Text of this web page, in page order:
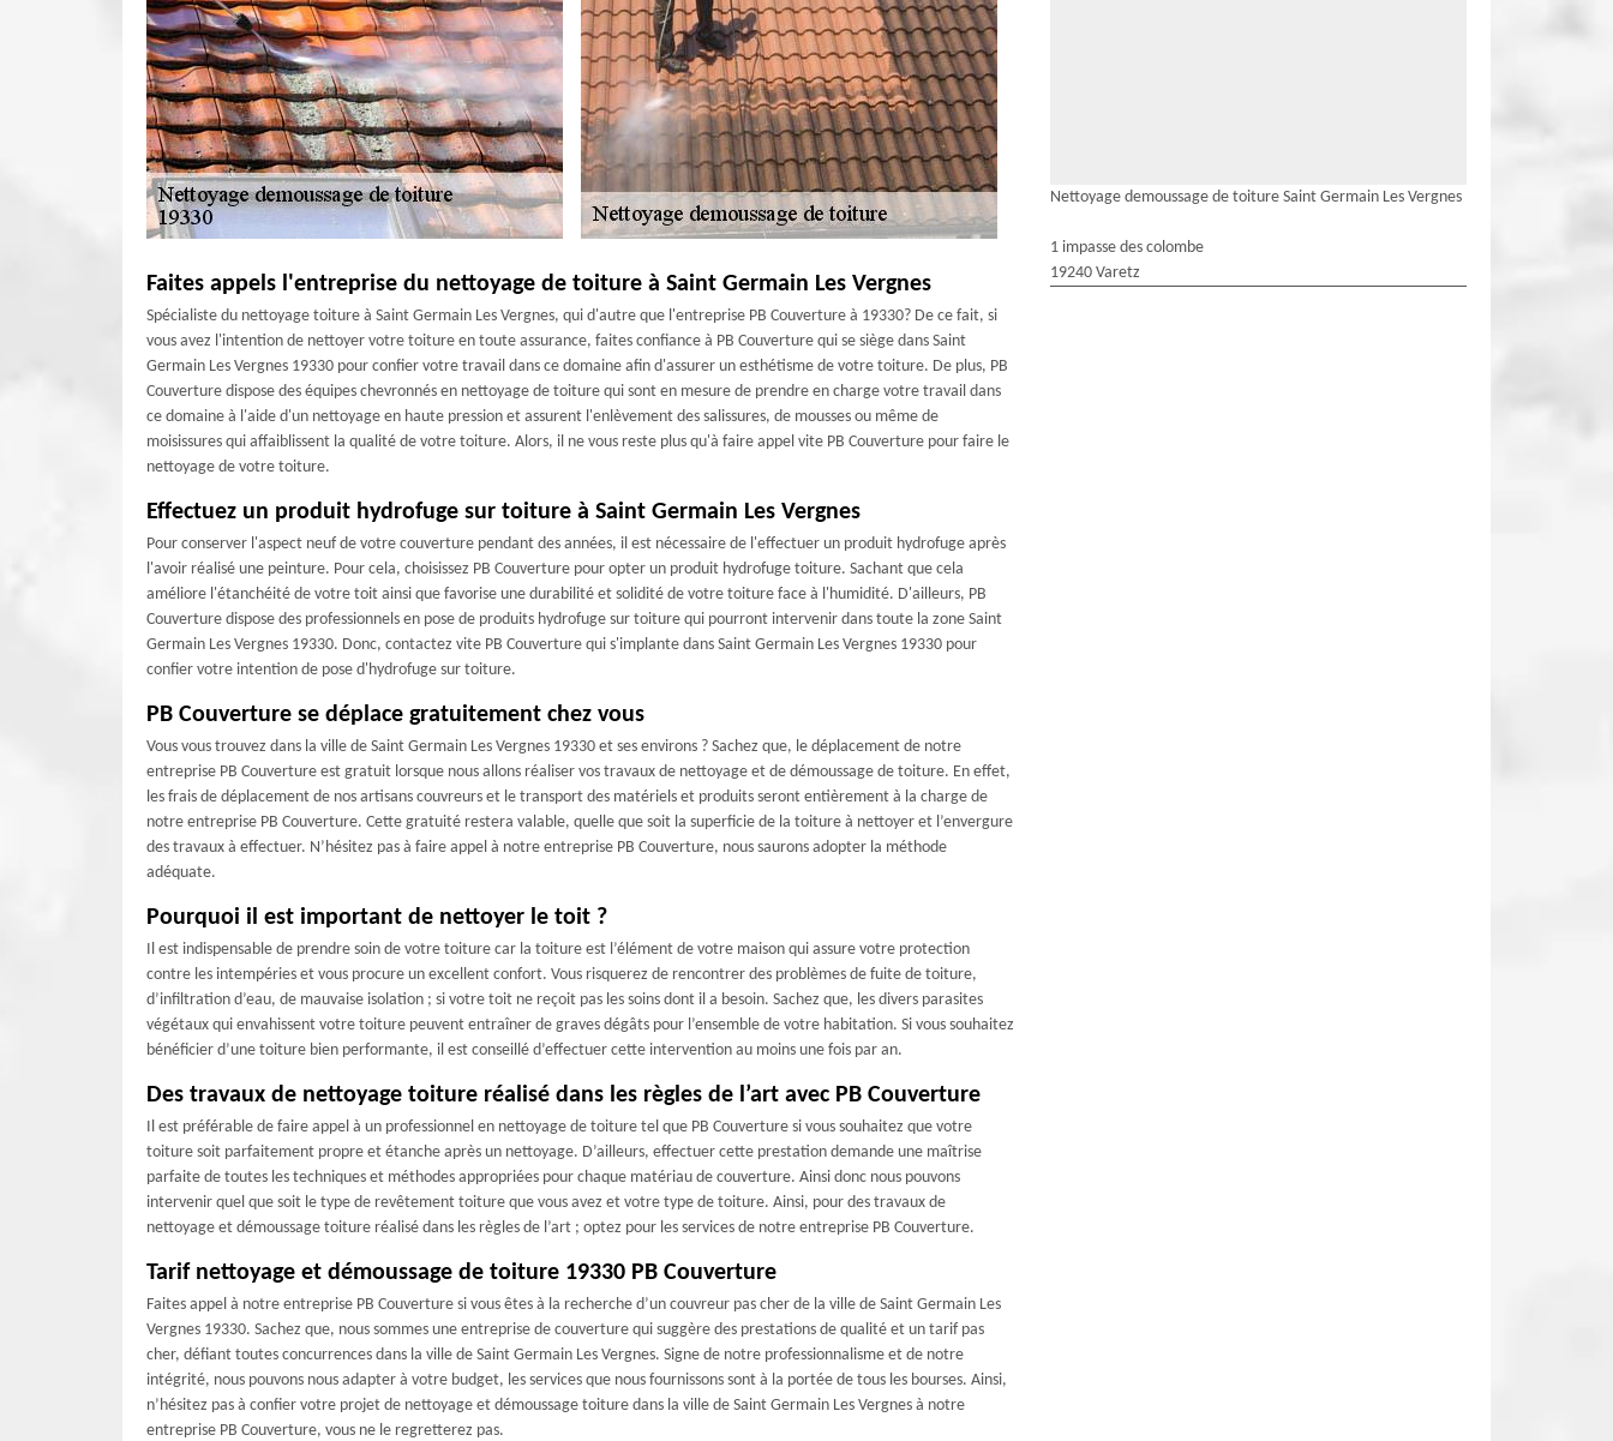
Faites appels l'entreprise du nettoyage de toiture à Saint Germain Les Vergnes
Spécialiste du nettoyage toiture à Saint Germain Les Vergnes, qui d'autre que l'entreprise PB Couverture à 19330? De ce fait, si
vous avez l'intention de nettoyer votre toiture en toute assurance, faites confiance à PB Couverture qui se siège dans Saint
Germain Les Vergnes 19330 pour confier votre travail dans ce domaine afin d'assurer un esthétisme de votre toiture. De plus, PB
Couverture dispose des équipes chevronnés en nettoyage de toiture qui sont en mesure de prendre en charge votre travail dans
ce domaine à l'aide d'un nettoyage en haute pression et assurent l'enlèvement des salissures, de mousses ou même de
moisissures qui affaiblissent la qualité de votre toiture. Alors, il ne vous reste plus qu'à faire appel vite PB Couverture pour faire le
nettoyage de votre toiture.
Effectuez un produit hydrofuge sur toiture à Saint Germain Les Vergnes
Pour conserver l'aspect neuf de votre couverture pendant des années, il est nécessaire de l'effectuer un produit hydrofuge après
l'avoir réalisé une peinture. Pour cela, choisissez PB Couverture pour opter un produit hydrofuge toiture. Sachant que cela
améliore l'étanchéité de votre toit ainsi que favorise une durabilité et solidité de votre toiture face à l'humidité. D'ailleurs, PB
Couverture dispose des professionnels en pose de produits hydrofuge sur toiture qui pourront intervenir dans toute la zone Saint
Germain Les Vergnes 19330. Donc, contactez vite PB Couverture qui s'implante dans Saint Germain Les Vergnes 19330 pour
confier votre intention de pose d'hydrofuge sur toiture.
PB Couverture se déplace gratuitement chez vous
Vous vous trouvez dans la ville de Saint Germain Les Vergnes 19330 et ses environs ? Sachez que, le déplacement de notre
entreprise PB Couverture est gratuit lorsque nous allons réaliser vos travaux de nettoyage et de démoussage de toiture. En effet,
les frais de déplacement de nos artisans couvreurs et le transport des matériels et produits seront entièrement à la charge de
notre entreprise PB Couverture. Cette gratuité restera valable, quelle que soit la superficie de la toiture à nettoyer et l’envergure
des travaux à effectuer. N’hésitez pas à faire appel à notre entreprise PB Couverture, nous saurons adopter la méthode
adéquate.
Pourquoi il est important de nettoyer le toit ?
Il est indispensable de prendre soin de votre toiture car la toiture est l’élément de votre maison qui assure votre protection
contre les intempéries et vous procure un excellent confort. Vous risquerez de rencontrer des problèmes de fuite de toiture,
d’infiltration d’eau, de mauvaise isolation ; si votre toit ne reçoit pas les soins dont il a besoin. Sachez que, les divers parasites
végétaux qui envahissent votre toiture peuvent entraîner de graves dégâts pour l’ensemble de votre habitation. Si vous souhaitez
bénéficier d’une toiture bien performante, il est conseillé d’effectuer cette intervention au moins une fois par an.
Des travaux de nettoyage toiture réalisé dans les règles de l’art avec PB Couverture
Il est préférable de faire appel à un professionnel en nettoyage de toiture tel que PB Couverture si vous souhaitez que votre
toiture soit parfaitement propre et étanche après un nettoyage. D’ailleurs, effectuer cette prestation demande une maîtrise
parfaite de toutes les techniques et méthodes appropriées pour chaque matériau de couverture. Ainsi donc nous pouvons
intervenir quel que soit le type de revêtement toiture que vous avez et votre type de toiture. Ainsi, pour des travaux de
nettoyage et démoussage toiture réalisé dans les règles de l’art ; optez pour les services de notre entreprise PB Couverture.
Tarif nettoyage et démoussage de toiture 19330 PB Couverture
Faites appel à notre entreprise PB Couverture si vous êtes à la recherche d’un couvreur pas cher de la ville de Saint Germain Les
Vergnes 19330. Sachez que, nous sommes une entreprise de couverture qui suggère des prestations de qualité et un tarif pas
cher, défiant toutes concurrences dans la ville de Saint Germain Les Vergnes. Signe de notre professionnalisme et de notre
intégrité, nous pouvons nous adapter à votre budget, les services que nous fournissons sont à la portée de tous les bourses. Ainsi,
n’hésitez pas à confier votre projet de nettoyage et démoussage toiture dans la ville de Saint Germain Les Vergnes à notre
entreprise PB Couverture, vous ne le regretterez pas.
Nettoyage demoussage de toiture Saint Germain Les Vergnes
1 impasse des colombe
19240 Varetz